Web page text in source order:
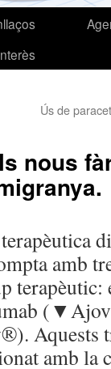
Ús de
nous
amb
terapèutic:
Aquests
amb la